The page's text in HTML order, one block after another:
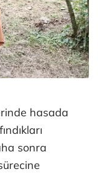
hasada
sonra